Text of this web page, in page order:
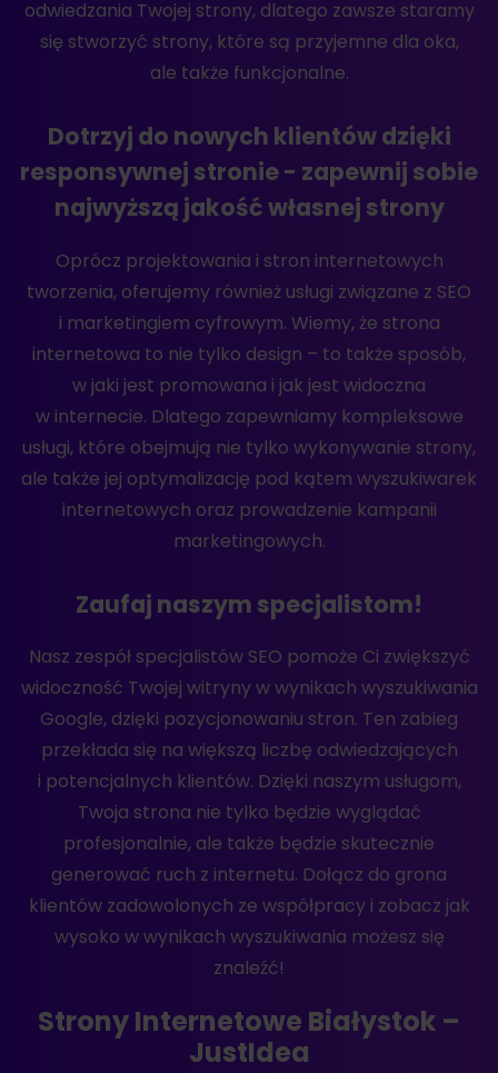
odwiedzania Twojej strony, dlatego zawsze staramy
się stworzyć strony, które są przyjemne dla oka,
ale także funkcjonalne.
Dotrzyj do nowych klientów dzięki
responsywnej stronie - zapewnij sobie
najwyższą jakość własnej strony
Oprócz projektowania i stron internetowych
tworzenia, oferujemy również usługi związane z SEO
i marketingiem cyfrowym. Wiemy, że strona
internetowa to nie tylko design – to także sposób,
w jaki jest promowana i jak jest widoczna
w internecie. Dlatego zapewniamy kompleksowe
usługi, które obejmują nie tylko wykonywanie strony,
ale także jej optymalizację pod kątem wyszukiwarek
internetowych oraz prowadzenie kampanii
marketingowych.
Zaufaj naszym specjalistom!
Nasz zespół specjalistów SEO pomoże Ci zwiększyć
widoczność Twojej witryny w wynikach wyszukiwania
Google, dzięki pozycjonowaniu stron. Ten zabieg
przekłada się na większą liczbę odwiedzających
i potencjalnych klientów. Dzięki naszym usługom,
Twoja strona nie tylko będzie wyglądać
profesjonalnie, ale także będzie skutecznie
generować ruch z internetu. Dołącz do grona
klientów zadowolonych ze współpracy i zobacz jak
wysoko w wynikach wyszukiwania możesz się
znaleźć!
Strony Internetowe Białystok –
JustIdea